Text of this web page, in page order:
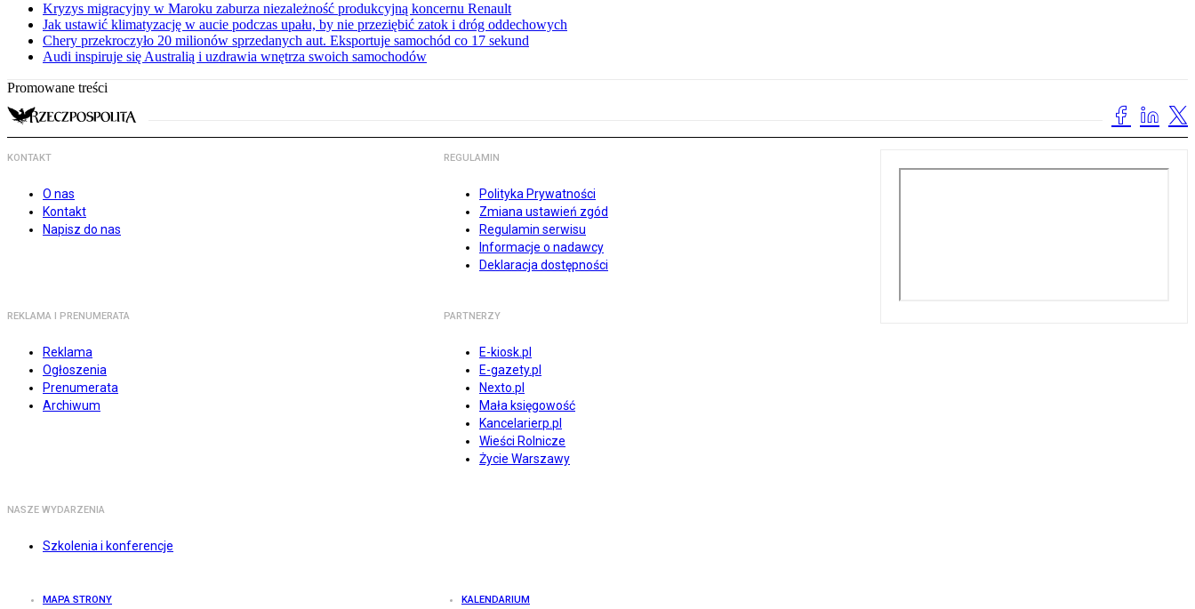
Kryzys migracyjny w Maroku zaburza niezależność produkcyjną koncernu Renault
Jak ustawić klimatyzację w aucie podczas upału, by nie przeziębić zatok i dróg oddechowych
Chery przekroczyło 20 milionów sprzedanych aut. Eksportuje samochód co 17 sekund
Audi inspiruje się Australią i uzdrawia wnętrza swoich samochodów
Promowane treści
KONTAKT
O nas
Kontakt
Napisz do nas
REGULAMIN
Polityka Prywatności
Zmiana ustawień zgód
Regulamin serwisu
Informacje o nadawcy
Deklaracja dostępności
REKLAMA I PRENUMERATA
Reklama
Ogłoszenia
Prenumerata
Archiwum
PARTNERZY
E-kiosk.pl
E-gazety.pl
Nexto.pl
Mała księgowość
Kancelarierp.pl
Wieści Rolnicze
Życie Warszawy
NASZE WYDARZENIA
Szkolenia i konferencje
MAPA STRONY KALENDARIUM